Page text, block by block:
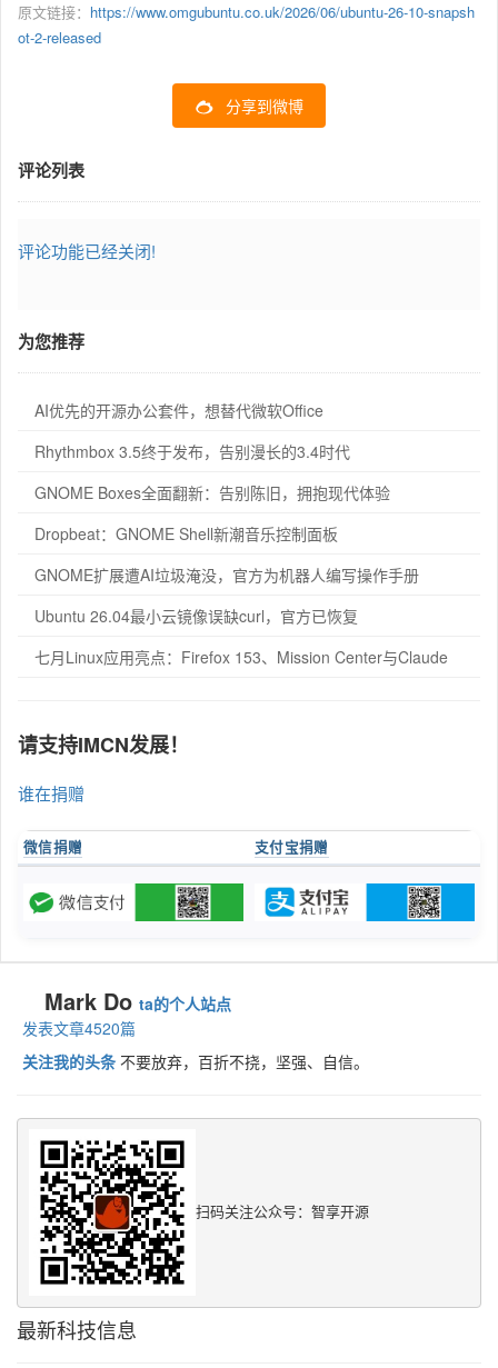
原文链接： https://www.omgubuntu.co.uk/2026/06/ubuntu-26-10-snapsh
ot-2-released
分享到微博
评论列表
评论功能已经关闭!
为您推荐
AI优先的开源办公套件，想替代微软Office
Rhythmbox 3.5终于发布，告别漫长的3.4时代
GNOME Boxes全面翻新：告别陈旧，拥抱现代体验
Dropbeat：GNOME Shell新潮音乐控制面板
GNOME扩展遭AI垃圾淹没，官方为机器人编写操作手册
Ubuntu 26.04最小云镜像误缺curl，官方已恢复
七月Linux应用亮点：Firefox 153、Mission Center与Claude
请支持IMCN发展！
谁在捐赠
微信捐赠 支付宝捐赠
Mark Do ta的个人站点
发表文章4520篇
关注我的头条 不要放弃，百折不挠，坚强、自信。
扫码关注公众号：智享开源
最新科技信息